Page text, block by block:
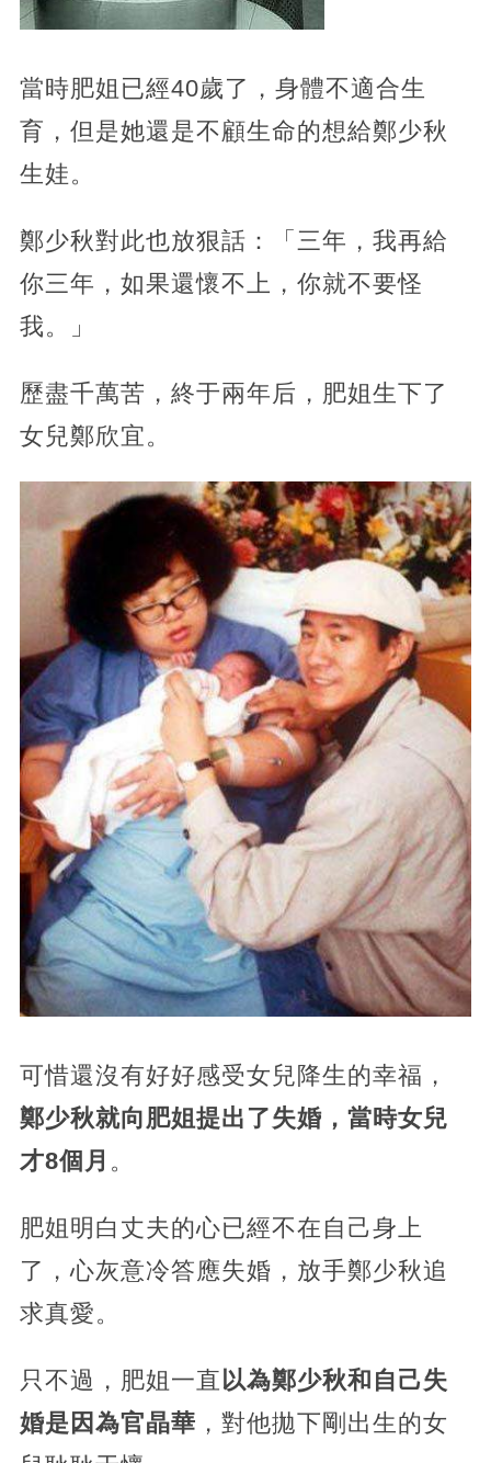
當時肥姐已經40歲了，身體不適合生
育，但是她還是不顧生命的想給鄭少秋
生娃。
鄭少秋對此也放狠話：「三年，我再給
你三年，如果還懷不上，你就不要怪
我。」
歷盡千萬苦，終于兩年后，肥姐生下了
女兒鄭欣宜。
可惜還沒有好好感受女兒降生的幸福，
鄭少秋就向肥姐提出了失婚，當時女兒
才8個月 。
肥姐明白丈夫的心已經不在自己身上
了，心灰意冷答應失婚，放手鄭少秋追
求真愛。
只不過，肥姐一直以為鄭少秋和自己失
婚是因為官晶華 ，對他拋下剛出生的女